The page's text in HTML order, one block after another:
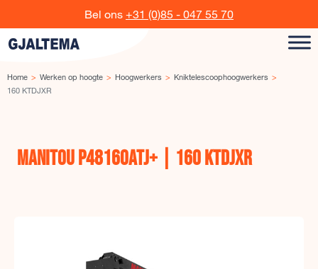
Ga naar de inhoudBel ons +31 (0)85 - 047 55 70
Home Werken op hoogte Hoogwerkers
Kniktelescoophoogwerkers
160 KTDJXR
MANITOU P48160ATJ+ | 160 KTDJXR